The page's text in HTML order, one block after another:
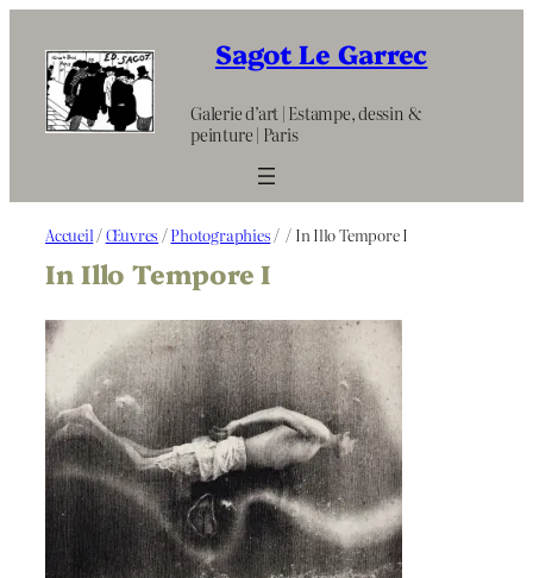
contenu
Sagot Le Garrec
Galerie d’art | Estampe, dessin &
peinture | Paris
Accueil /Œuvres /Photographies / / In Illo Tempore I
In Illo Tempore I